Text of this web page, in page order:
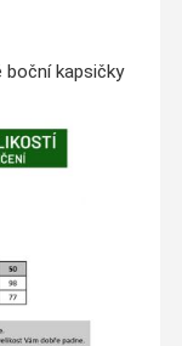
boční kapsičky